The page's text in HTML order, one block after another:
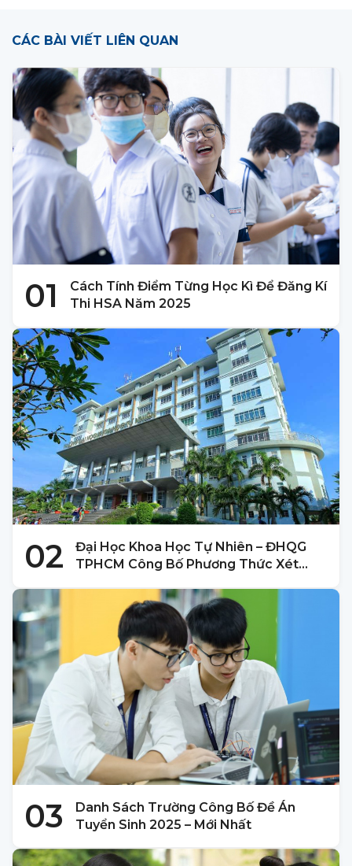
CÁC BÀI VIẾT LIÊN QUAN
01
Cách Tính Điểm Từng Học Kì Để Đăng Kí
Thi HSA Năm 2025
02
Đại Học Khoa Học Tự Nhiên – ĐHQG
TPHCM Công Bố Phương Thức Xét
03
Danh Sách Trường Công Bố Đề Án
Tuyển Sinh 2025 – Mới Nhất